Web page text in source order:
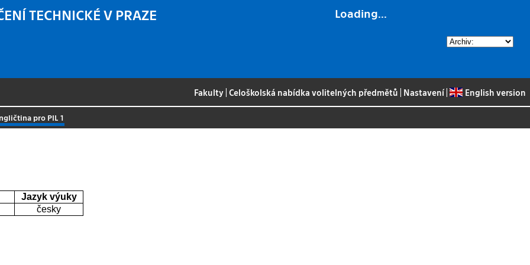
Loading...
TECHNICKÉ V PRAZE
Fakulty |Celoškolská nabídka volitelných předmětů Nastavení| English version
pro PIL 1
Jazyk výuky
česky